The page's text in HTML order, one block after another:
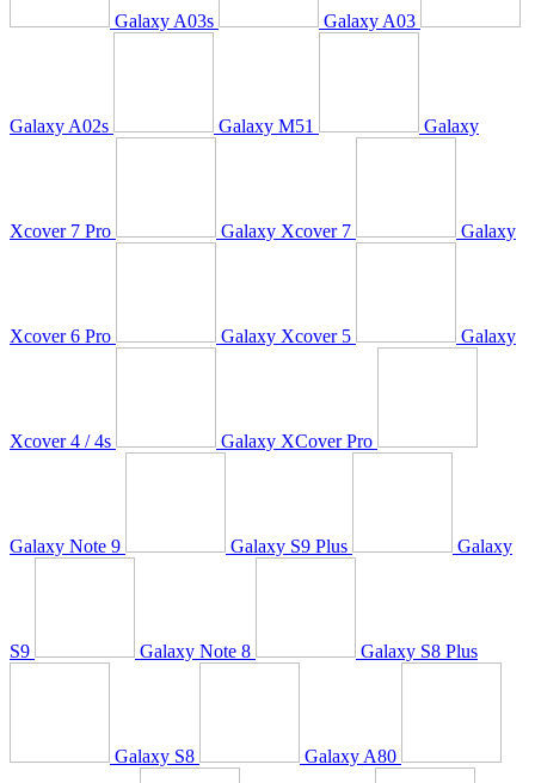
Galaxy A03s Galaxy A03
Galaxy A02s Galaxy M51 Galaxy
Xcover 7 Pro Galaxy Xcover 7 Galaxy
Xcover 6 Pro Galaxy Xcover 5 Galaxy
Xcover 4 / 4s Galaxy XCover Pro
Galaxy Note 9 Galaxy S9 Plus Galaxy
S9 Galaxy Note 8 Galaxy S8 Plus
Galaxy S8 Galaxy A80